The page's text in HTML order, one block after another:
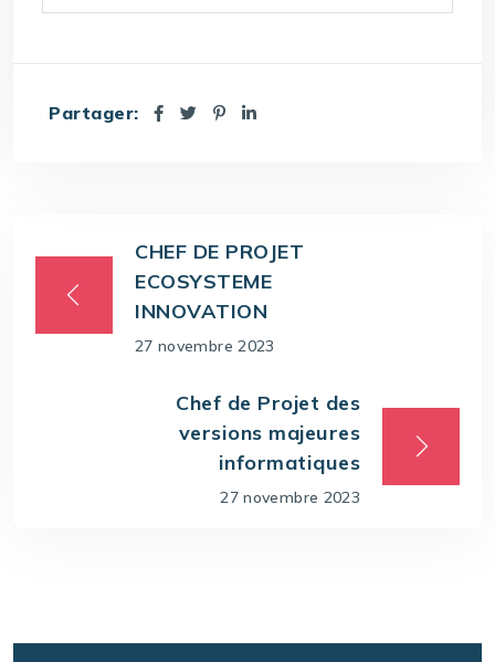
Partager:
CHEF DE PROJET
ECOSYSTEME
INNOVATION
27 novembre 2023
Chef de Projet des
versions majeures
informatiques
27 novembre 2023